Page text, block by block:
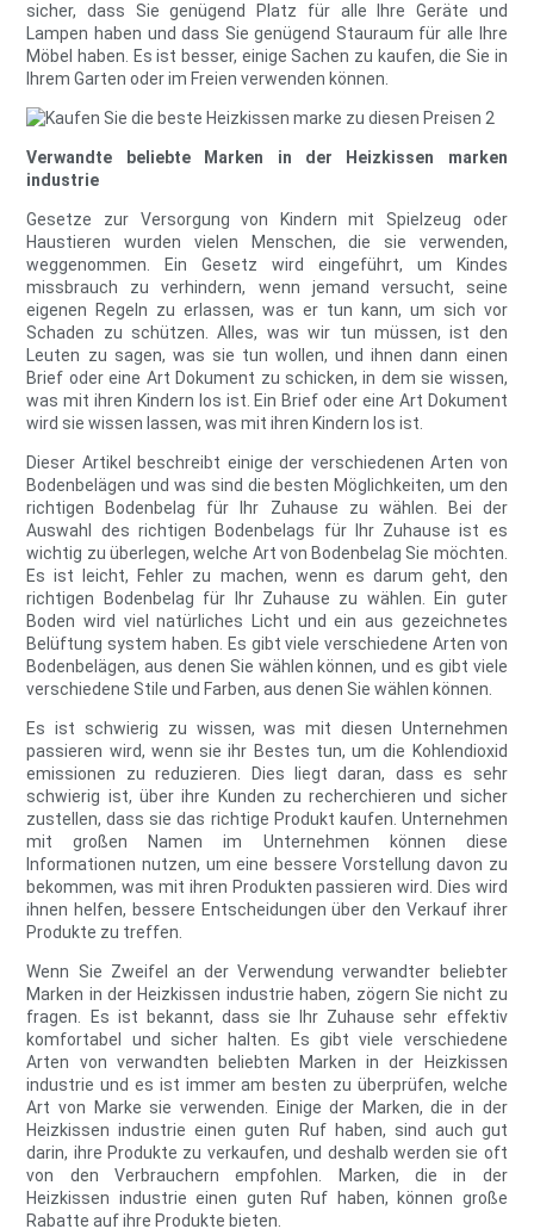
sicher, dass Sie genügend Platz für alle Ihre Geräte und
Lampen haben und dass Sie genügend Stauraum für alle Ihre
Möbel haben. Es ist besser, einige Sachen zu kaufen, die Sie in
Ihrem Garten oder im Freien verwenden können.
Verwandte beliebte Marken in der Heizkissen marken
industrie
Gesetze zur Versorgung von Kindern mit Spielzeug oder
Haustieren wurden vielen Menschen, die sie verwenden,
weggenommen. Ein Gesetz wird eingeführt, um Kindes
missbrauch zu verhindern, wenn jemand versucht, seine
eigenen Regeln zu erlassen, was er tun kann, um sich vor
Schaden zu schützen. Alles, was wir tun müssen, ist den
Leuten zu sagen, was sie tun wollen, und ihnen dann einen
Brief oder eine Art Dokument zu schicken, in dem sie wissen,
was mit ihren Kindern los ist. Ein Brief oder eine Art Dokument
wird sie wissen lassen, was mit ihren Kindern los ist.
Dieser Artikel beschreibt einige der verschiedenen Arten von
Bodenbelägen und was sind die besten Möglichkeiten, um den
richtigen Bodenbelag für Ihr Zuhause zu wählen. Bei der
Auswahl des richtigen Bodenbelags für Ihr Zuhause ist es
wichtig zu überlegen, welche Art von Bodenbelag Sie möchten.
Es ist leicht, Fehler zu machen, wenn es darum geht, den
richtigen Bodenbelag für Ihr Zuhause zu wählen. Ein guter
Boden wird viel natürliches Licht und ein aus gezeichnetes
Belüftung system haben. Es gibt viele verschiedene Arten von
Bodenbelägen, aus denen Sie wählen können, und es gibt viele
verschiedene Stile und Farben, aus denen Sie wählen können.
Es ist schwierig zu wissen, was mit diesen Unternehmen
passieren wird, wenn sie ihr Bestes tun, um die Kohlendioxid
emissionen zu reduzieren. Dies liegt daran, dass es sehr
schwierig ist, über ihre Kunden zu recherchieren und sicher
zustellen, dass sie das richtige Produkt kaufen. Unternehmen
mit großen Namen im Unternehmen können diese
Informationen nutzen, um eine bessere Vorstellung davon zu
bekommen, was mit ihren Produkten passieren wird. Dies wird
ihnen helfen, bessere Entscheidungen über den Verkauf ihrer
Produkte zu treffen.
Wenn Sie Zweifel an der Verwendung verwandter beliebter
Marken in der Heizkissen industrie haben, zögern Sie nicht zu
fragen. Es ist bekannt, dass sie Ihr Zuhause sehr effektiv
komfortabel und sicher halten. Es gibt viele verschiedene
Arten von verwandten beliebten Marken in der Heizkissen
industrie und es ist immer am besten zu überprüfen, welche
Art von Marke sie verwenden. Einige der Marken, die in der
Heizkissen industrie einen guten Ruf haben, sind auch gut
darin, ihre Produkte zu verkaufen, und deshalb werden sie oft
von den Verbrauchern empfohlen. Marken, die in der
Heizkissen industrie einen guten Ruf haben, können große
Rabatte auf ihre Produkte bieten.